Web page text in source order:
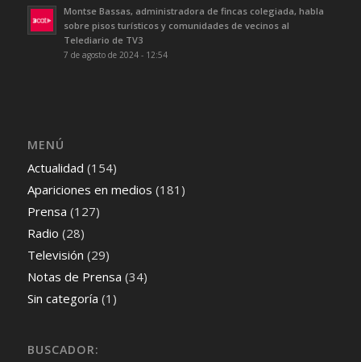
Montse Bassas, administradora de fincas colegiada, habla
sobre pisos turísticos y comunidades de vecinos al
Telediario de TV3
7 de agosto de 2024 - 12:54
MENÚ
Actualidad (154)
Apariciones en medios (181)
Prensa (127)
Radio (28)
Televisión (29)
Notas de Prensa (34)
Sin categoría (1)
BUSCADOR: